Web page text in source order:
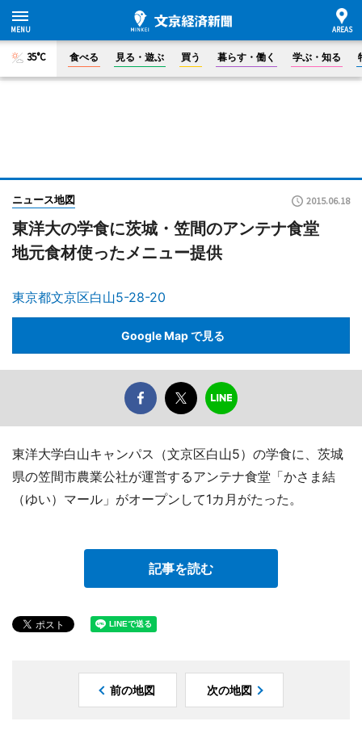
35°C 食べる 見る・遊ぶ 買う 暮らす・働く 学ぶ・知る
ニュース地図 2015.06.18
東洋大の学食に茨城・笠間のアンテナ食堂
地元食材使ったメニュー提供
東京都文京区白山5-28-20
Google Map で見る
東洋大学白山キャンパス（文京区白山5）の学食に、茨城
県の笠間市農業公社が運営するアンテナ食堂「かさま結
（ゆい）マール」がオープンして1カ月がたった。
記事を読む
前の地図 次の地図